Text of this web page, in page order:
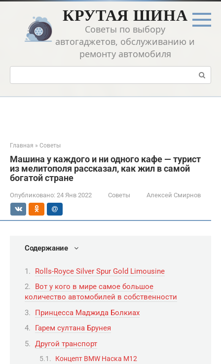
Перейти
контенту
КРУТАЯ ШИНА
Советы по выбору
автогаджетов, обслуживанию и
ремонту автомобиля
Поиск:
Главная » Советы
Машина у каждого и ни одного кафе — турист
из мелитополя рассказал, как жил в самой
богатой стране
Опубликовано: 24 Янв 2022 Советы Алексей Смирнов
Содержание
Rolls-Royce Silver Spur Gold Limousine
Вот у кого в мире самое большое
количество автомобилей в собственности
Принцесса Маджида Болкиах
Гарем султана Брунея
Другой транспорт
Концепт BMW Наска M12